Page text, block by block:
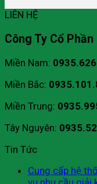
LIÊN HỆ
Công Ty Cổ
Miền Nam:
Miền Bắc:
Miền Trung:
Tây Nguyên:
Tin Tức
Cung cấp hệ